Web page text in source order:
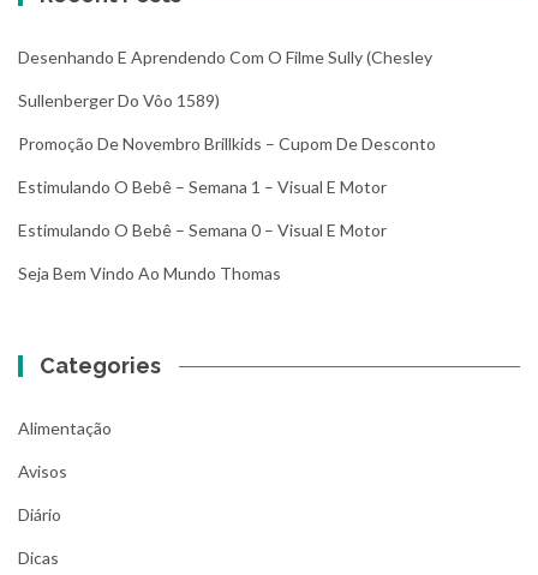
Desenhando E Aprendendo Com O Filme Sully (Chesley
Sullenberger Do Vôo 1589)
Promoção De Novembro Brillkids – Cupom De Desconto
Estimulando O Bebê – Semana 1 – Visual E Motor
Estimulando O Bebê – Semana 0 – Visual E Motor
Seja Bem Vindo Ao Mundo Thomas
Categories
Alimentação
Avisos
Diário
Dicas